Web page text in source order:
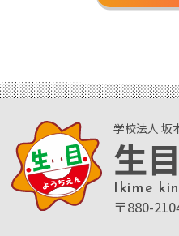
学校法人 坂
生
Ikime
〒880-